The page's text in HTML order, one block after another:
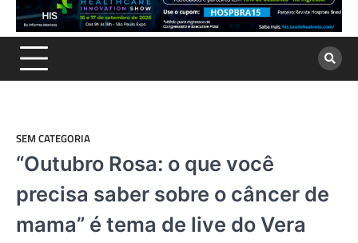
SEM CATEGORIA
“Outubro Rosa: o que você
precisa saber sobre o câncer de
mama” é tema de live do Vera